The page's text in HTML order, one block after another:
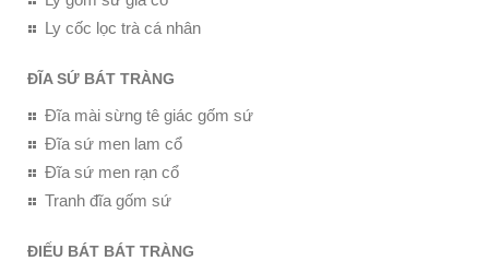
Ly cốc lọc trà cá nhân
ĐĨA SỨ BÁT TRÀNG
Đĩa mài sừng tê giác gốm sứ
Đĩa sứ men lam cổ
Đĩa sứ men rạn cổ
Tranh đĩa gốm sứ
ĐIẾU BÁT BÁT TRÀNG